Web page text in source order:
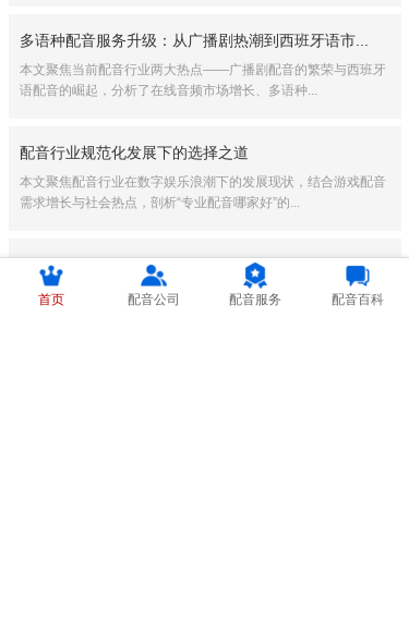
多语种配音服务升级：从广播剧热潮到西班牙语市...
本文聚焦当前配音行业两大热点——广播剧配音的繁荣与西班牙
语配音的崛起，分析了在线音频市场增长、多语种...
配音行业规范化发展下的选择之道
本文聚焦配音行业在数字娱乐浪潮下的发展现状，结合游戏配音
需求增长与社会热点，剖析“专业配音哪家好”的...
专业服务新蓝海：从西班牙语配音到绘本配音的跨...
本文聚焦专业服务行业中的西班牙语配音与绘本配音两大热点，
首页 配音公司 配音服务 配音百科